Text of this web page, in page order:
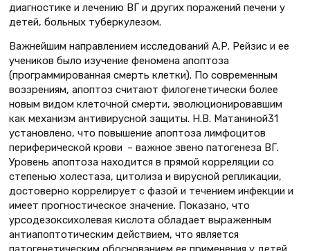
диагностике и лечению ВГ и других поражений печени у
детей, больных туберкулезом.
Важнейшим направлением исследований А.Р. Рейзис и ее
учеников было изучение феномена апоптоза
(программированная смерть клетки). По современным
воззрениям, апоптоз считают филогенетически более
новым видом клеточной смерти, эволюционировавшим
как механизм антивирусной защиты. Н.В. Матаниной31
установлено, что повышение апоптоза лимфоцитов
периферической крови – важное звено патогенеза ВГ.
Уровень апоптоза находится в прямой корреляции со
степенью холестаза, цитолиза и вирусной репликации,
достоверно коррелирует с фазой и течением инфекции и
имеет прогностическое значение. Показано, что
урсодезоксихолевая кислота обладает выраженным
антиапоптотическим действием, что является